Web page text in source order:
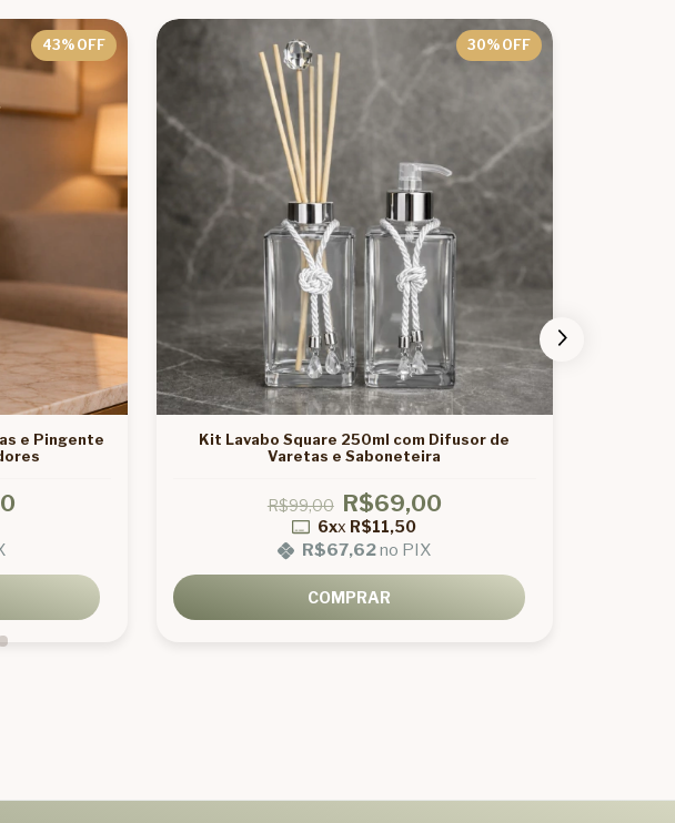
43% OFF
e Pingente
30% OFF
Kit Lavabo Square 250ml com Difusor de
Varetas e Saboneteira
R$99,00 R$69,00
6xx R$11,50
R$67,62no PIX
COMPRAR